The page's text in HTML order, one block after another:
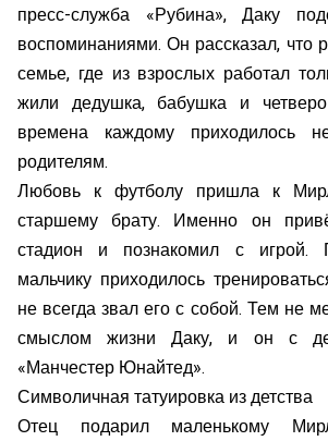
пресс-служба «Рубина», Даку
воспоминаниями. Он рассказал, что
семье, где из взрослых работал
жили дедушка, бабушка и
времена каждому приходилось
родителям.
Любовь к футболу пришла к
старшему брату. Именно он
стадион и познакомил с игрой.
мальчику приходилось
не всегда звал его с собой. Тем не
смыслом жизни Даку, и он с
«Манчестер Юнайтед».
Символичная татуировка из детства
Отец подарил маленькому